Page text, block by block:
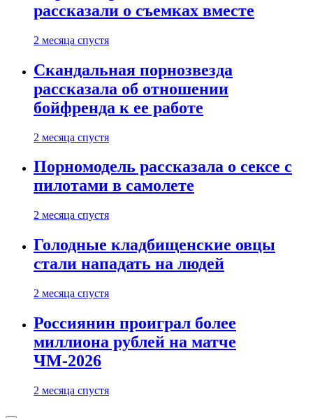
рассказали о съемках вместе
2 месяца спустя
Скандальная порнозвезда
рассказала об отношении
бойфренда к ее работе
2 месяца спустя
Порномодель рассказала о сексе с
пилотами в самолете
2 месяца спустя
Голодные кладбищенские овцы
стали нападать на людей
2 месяца спустя
Россиянин проиграл более
миллиона рублей на матче
ЧМ-2026
2 месяца спустя